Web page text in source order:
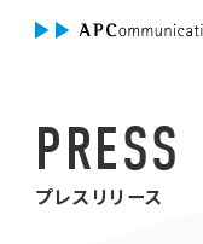
PRESS
プレスリリース